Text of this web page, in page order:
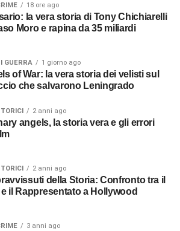
18 ore ago
Moro e rapina da 35 miliardi
GUERRA 1 giorno ago
che salvarono Leningrado
2 anni ago
2 anni ago
e il Rappresentato a Hollywood
3 anni ago